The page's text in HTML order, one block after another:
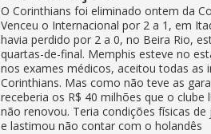
O Corinthians foi eliminado ontem da
Venceu o Internacional por 2 a 1, em
havia perdido por 2 a 0, no Beira Rio,
quartas-de-final. Memphis esteve no
nos exames médicos, aceitou todas as
Corinthians. Mas como não teve as
receberia os R$ 40 milhões que o clube
não renovou. Teria condições físicas de
e lastimou não contar com o holandês